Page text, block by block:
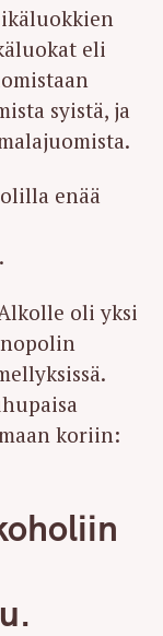
eli
syistä, ja
enää
oli yksi
koriin: